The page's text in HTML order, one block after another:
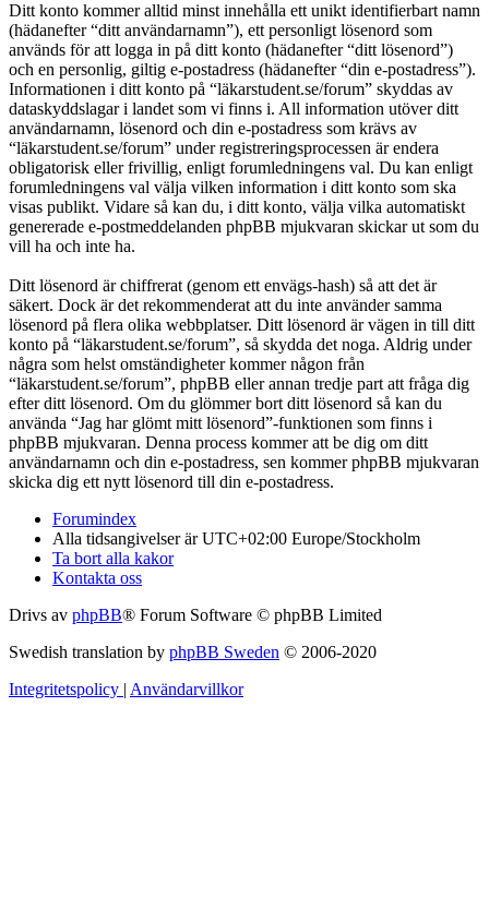
Ditt konto kommer alltid minst innehålla ett unikt identifierbart namn
(hädanefter “ditt användarnamn”), ett personligt lösenord som
används för att logga in på ditt konto (hädanefter “ditt lösenord”)
och en personlig, giltig e-postadress (hädanefter “din e-postadress”).
Informationen i ditt konto på “läkarstudent.se/forum” skyddas av
dataskyddslagar i landet som vi finns i. All information utöver ditt
användarnamn, lösenord och din e-postadress som krävs av
“läkarstudent.se/forum” under registreringsprocessen är endera
obligatorisk eller frivillig, enligt forumledningens val. Du kan enligt
forumledningens val välja vilken information i ditt konto som ska
visas publikt. Vidare så kan du, i ditt konto, välja vilka automatiskt
genererade e-postmeddelanden phpBB mjukvaran skickar ut som du
vill ha och inte ha.
Ditt lösenord är chiffrerat (genom ett envägs-hash) så att det är
säkert. Dock är det rekommenderat att du inte använder samma
lösenord på flera olika webbplatser. Ditt lösenord är vägen in till ditt
konto på “läkarstudent.se/forum”, så skydda det noga. Aldrig under
några som helst omständigheter kommer någon från
“läkarstudent.se/forum”, phpBB eller annan tredje part att fråga dig
efter ditt lösenord. Om du glömmer bort ditt lösenord så kan du
använda “Jag har glömt mitt lösenord”-funktionen som finns i
phpBB mjukvaran. Denna process kommer att be dig om ditt
användarnamn och din e-postadress, sen kommer phpBB mjukvaran
skicka dig ett nytt lösenord till din e-postadress.
Forumindex
Alla tidsangivelser är UTC+02:00 Europe/Stockholm
Ta bort alla kakor
Kontakta oss
Drivs av phpBB® Forum Software © phpBB Limited
Swedish translation by phpBB Sweden © 2006-2020
Integritetspolicy | Användarvillkor